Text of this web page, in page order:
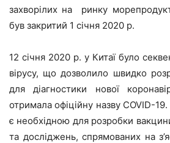
захворілих на ринку
був закритий 1 січня 2020 р.
12 січня 2020 р. у Китаї було
вірусу, що дозволило швидко
для діагностики нової
отримала офіційну назву COVID-
є необхідною для розробки
та досліджень, спрямованих на